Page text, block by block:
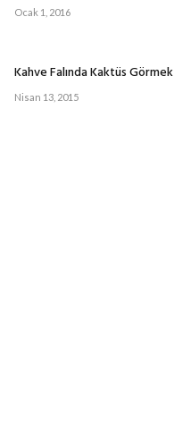
Ocak 1, 2016
Kahve Falında Kaktüs Görmek
Nisan 13, 2015